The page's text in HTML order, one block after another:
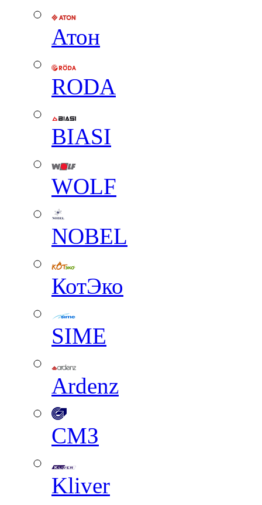
Атон
RODA
BIASI
WOLF
NOBEL
КотЭко
SIME
Ardenz
СМЗ
Kliver